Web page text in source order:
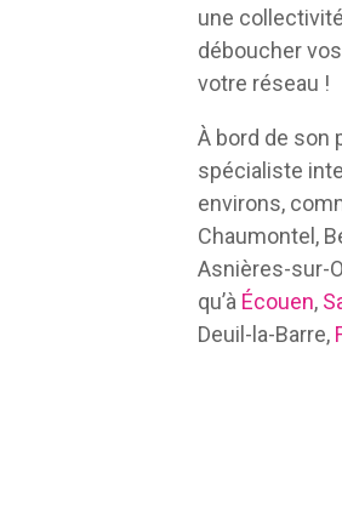
une
déboucher
votre réseau !
À bord de son
spécialiste
environs,
Chaumontel,
Asnières-sur-
qu’à Écouen,
Deuil-la-Barre,